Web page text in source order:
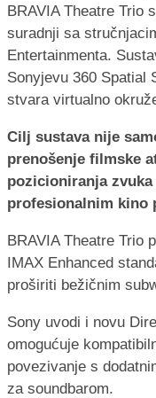
BRAVIA Theatre Trio
suradnji sa
Entertainmenta.
Sonyjevu 360 Spatial
stvara virtualno
Cilj sustava nije
prenošenje filmske
pozicioniranja
profesionalnim kino
BRAVIA Theatre Trio
IMAX Enhanced
proširiti bežičnim
Sony uvodi i novu
omogućuje
povezivanje s
za soundbarom.